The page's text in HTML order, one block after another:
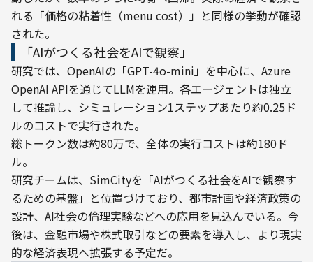
れる「価格の粘着性（menu cost）」と同様の挙動が確認
された。
「AIがつくる社会をAIで観察」
研究では、OpenAIの「GPT-4o-mini」を中心に、Azure
OpenAI APIを通じてLLMを運用。各エージェントは独立
して推論し、シミュレーション1ステップあたり約0.25ド
ルのコストで実行された。
総トークン数は約80万で、全体の実行コストは約180ド
ル。
研究チームは、SimCityを「AIがつくる社会をAIで観察す
るための基盤」と位置づけており、都市計画や経済政策の
設計、AI社会の倫理実験などへの応用を見込んでいる。今
後は、金融市場や株式取引などの要素を導入し、より現実
的な経済表現へ拡張する予定だ。